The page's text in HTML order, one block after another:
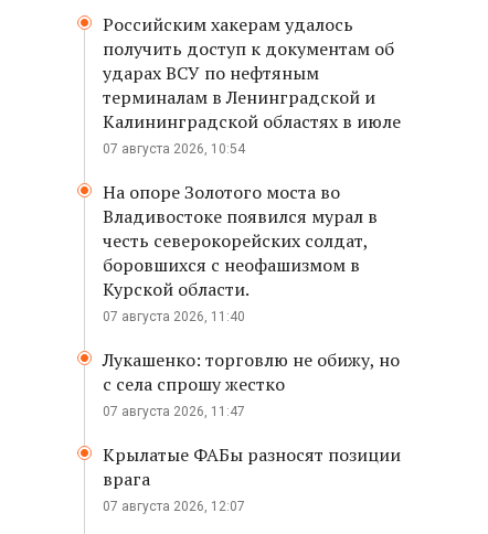
Российским хакерам удалось
получить доступ к документам об
ударах ВСУ по нефтяным
терминалам в Ленинградской и
Калининградской областях в июле
07 августа 2026, 10:54
На опоре Золотого моста во
Владивостоке появился мурал в
честь северокорейских солдат,
боровшихся с неофашизмом в
Курской области.
07 августа 2026, 11:40
Лукашенко: торговлю не обижу, но
с села спрошу жестко
07 августа 2026, 11:47
Крылатые ФАБы разносят позиции
врага
07 августа 2026, 12:07